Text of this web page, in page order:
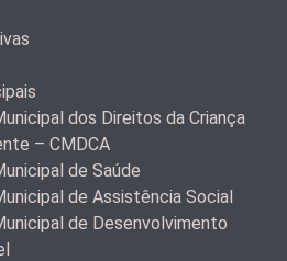
dos Direitos da Criança
– CMDCA
de Saúde
de Assistência Social
de Desenvolvimento